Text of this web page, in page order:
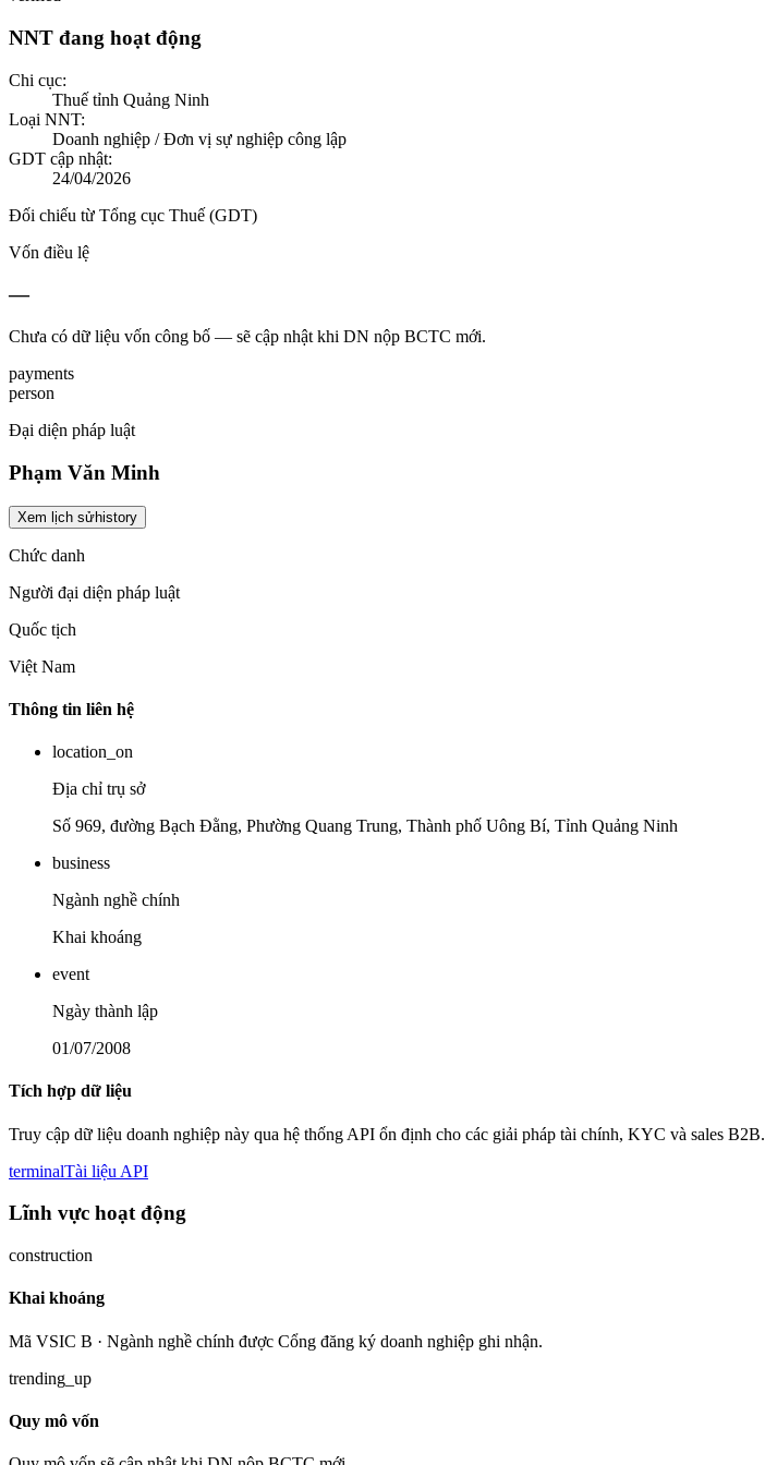
NNT đang hoạt động
Chi cục:
Thuế tỉnh Quảng Ninh
Loại NNT:
Doanh nghiệp / Đơn vị sự nghiệp công lập
GDT cập nhật:
24/04/2026
Đối chiếu từ Tổng cục Thuế (GDT)
Vốn điều lệ
—
Chưa có dữ liệu vốn công bố — sẽ cập nhật khi DN nộp BCTC mới.
payments
person
Đại diện pháp luật
Phạm Văn Minh
Xem lịch sửhistory
Chức danh
Người đại diện pháp luật
Quốc tịch
Việt Nam
Thông tin liên hệ
location_on
Địa chỉ trụ sở
Số 969, đường Bạch Đằng, Phường Quang Trung, Thành phố Uông Bí, Tỉnh Quảng Ninh
business
Ngành nghề chính
Khai khoáng
event
Ngày thành lập
01/07/2008
Tích hợp dữ liệu
Truy cập dữ liệu doanh nghiệp này qua hệ thống API ổn định cho các giải pháp tài chính, KYC và sales B2B.
terminalTài liệu API
Lĩnh vực hoạt động
construction
Khai khoáng
Mã VSIC B · Ngành nghề chính được Cổng đăng ký doanh nghiệp ghi nhận.
trending_up
Quy mô vốn